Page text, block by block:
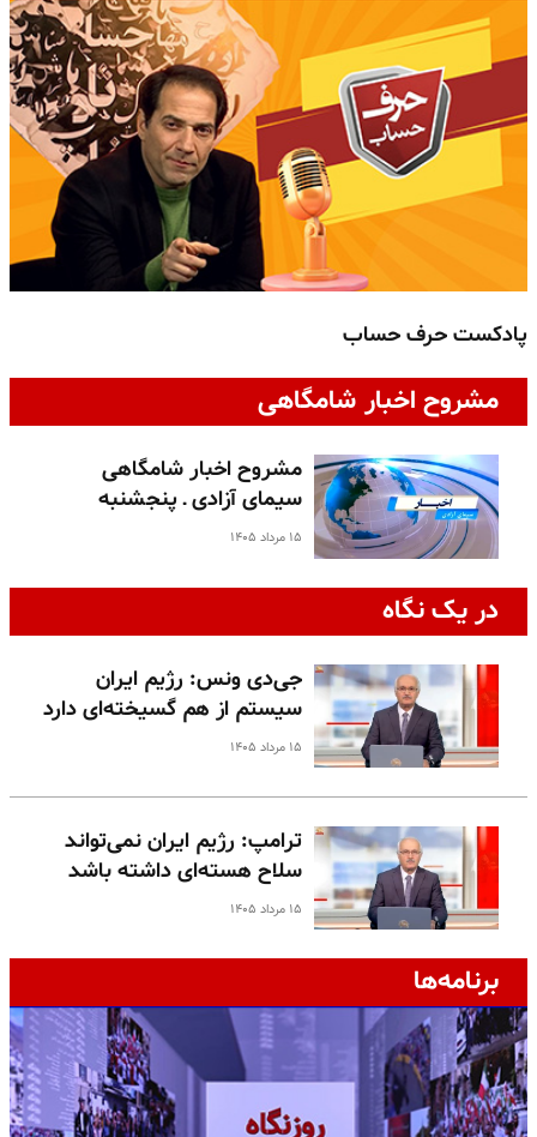
پادکست حرف حساب
مشروح اخبار شامگاهی
مشروح اخبار شامگاهی
سیمای آزادی ـ پنجشنبه
۱۵ مرداد ۱۴۰۵
در یک نگاه
جی‌دی ونس: رژیم ایران
سیستم از هم گسیخته‌ای دارد
۱۵ مرداد ۱۴۰۵
ترامپ: رژیم ایران نمی‌تواند
سلاح هسته‌ای داشته باشد
۱۵ مرداد ۱۴۰۵
برنامه‌ها